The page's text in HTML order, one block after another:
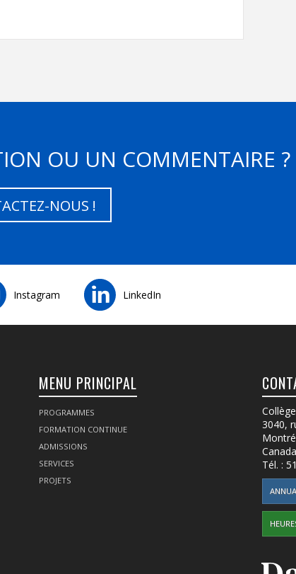
OU UN COMMENTAIRE ?
NOUS !
Instagram LinkedIn
MENU PRINCIPAL
PROGRAMMES
FORMATION CONTINUE
ADMISSIONS
SERVICES
PROJETS
3040,
Canada
Tél. :